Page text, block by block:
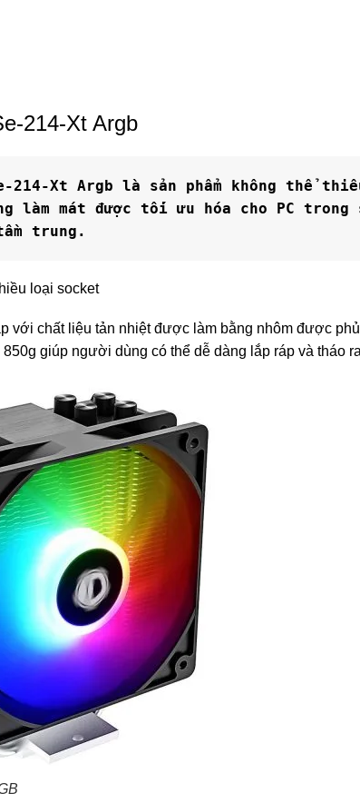
214-Xt Argb
214-Xt Argb là sản phẩm không thể
làm mát được tối ưu hóa cho PC
trung.
loại socket
với chất liệu tản nhiệt được làm bằng nhôm được
giúp người dùng có thể dễ dàng lắp ráp và tháo